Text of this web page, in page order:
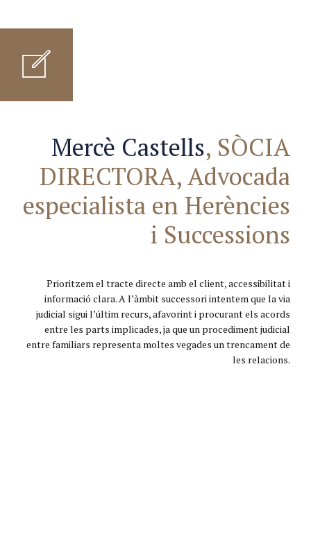
Mercè Castells, SÒCIA
DIRECTORA, Advocada
especialista en Herències
i Successions
Prioritzem el tracte directe amb el client, accessibilitat i
informació clara. A l’àmbit successori intentem que la via
judicial sigui l’últim recurs, afavorint i procurant els acords
entre les parts implicades, ja que un procediment judicial
entre familiars representa moltes vegades un trencament de
les relacions.